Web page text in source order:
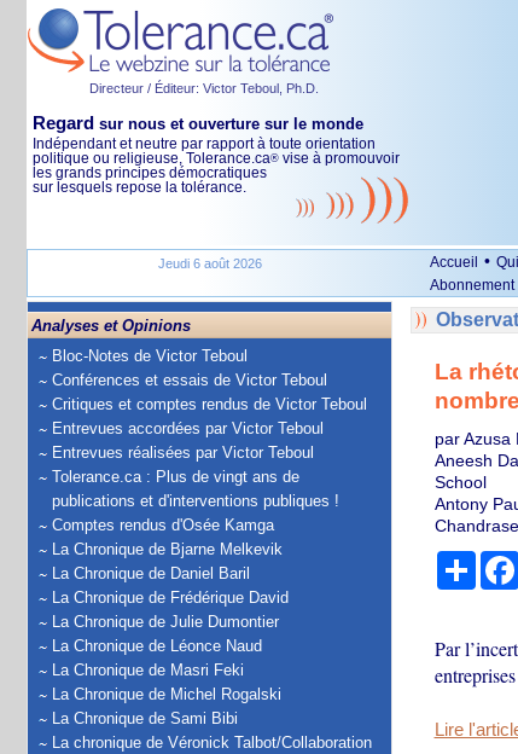
Directeur / Éditeur: Victor Teboul, Ph.D.
Regard sur nous et ouverture sur le monde
Indépendant et neutre par rapport à toute orientation
politique ou religieuse, Tolerance.ca® vise à promouvoir
les grands principes démocratiques
sur lesquels repose la tolérance.
Jeudi 6 août 2026 Accueil •
Abonnement
Analyses et Opinions
Bloc-Notes de Victor Teboul
Conférences et essais de Victor Teboul
Critiques et comptes rendus de Victor Teboul
Entrevues accordées par Victor Teboul
Entrevues réalisées par Victor Teboul
Tolerance.ca : Plus de vingt ans de
publications et d'interventions publiques !
Comptes rendus d'Osée Kamga
La Chronique de Bjarne Melkevik
La Chronique de Daniel Baril
La Chronique de Frédérique David
La Chronique de Julie Dumontier
La Chronique de Léonce Naud
La Chronique de Masri Feki
La Chronique de Michel Rogalski
La Chronique de Sami Bibi
La chronique de Véronick Talbot/Collaboration
La
par Azusa
Aneesh
School
Antony
Par
Lire